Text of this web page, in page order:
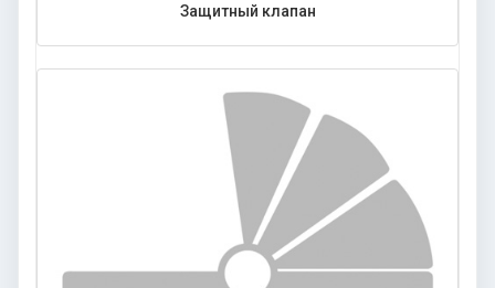
Защитный клапан